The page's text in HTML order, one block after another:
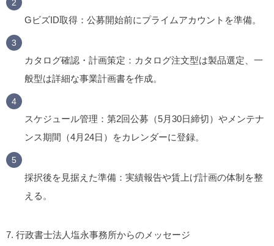
GビズID取得 ：公募開始前にプライムアカウントを準備。
カタログ確認・計画策定 ：カタログ注文型は製品選定、一
般型は詳細な事業計画書を作成。
スケジュール管理 ：第2回公募（5月30日締切）やメンテナ
ンス期間（4月24日）をカレンダーに登録。
採択後を見据えた準備 ：実績報告や賃上げ計画の体制を整
える。
7. 行政書士法人塩永事務所からのメッセージ